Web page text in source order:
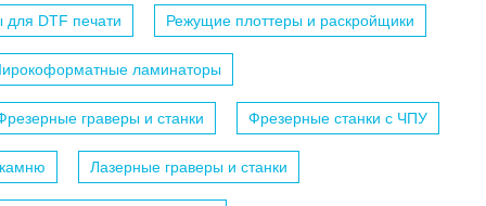
DTF печати Режущие плоттеры и раскройщики
ламинаторы
граверы и станки Фрезерные станки с ЧПУ
Лазерные граверы и станки